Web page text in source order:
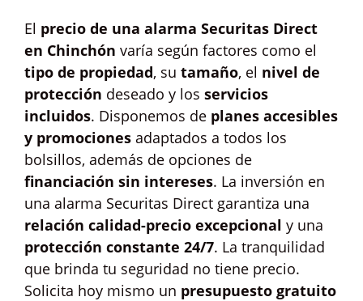
El precio de una alarma Securitas Direct
en Chinchón varía según factores como el
tipo de propiedad, su tamaño, el nivel de
protección deseado y los servicios
incluidos. Disponemos de planes accesibles
y promociones adaptados a todos los
bolsillos, además de opciones de
financiación sin intereses. La inversión en
una alarma Securitas Direct garantiza una
relación calidad-precio excepcional y una
protección constante 24/7. La tranquilidad
que brinda tu seguridad no tiene precio.
Solicita hoy mismo un presupuesto gratuito